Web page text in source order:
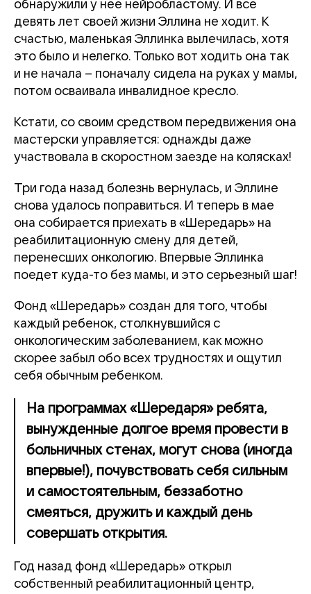
обнаружили у нее нейробластому. И все
девять лет своей жизни Эллина не ходит. К
счастью, маленькая Эллинка вылечилась, хотя
это было и нелегко. Только вот ходить она так
и не начала – поначалу сидела на руках у мамы,
потом осваивала инвалидное кресло.
Кстати, со своим средством передвижения она
мастерски управляется: однажды даже
участвовала в скоростном заезде на колясках!
Три года назад болезнь вернулась, и Эллине
снова удалось поправиться. И теперь в мае
она собирается приехать в «Шередарь» на
реабилитационную смену для детей,
перенесших онкологию. Впервые Эллинка
поедет куда-то без мамы, и это серьезный шаг!
Фонд «Шередарь» создан для того, чтобы
каждый ребенок, столкнувшийся с
онкологическим заболеванием, как можно
скорее забыл обо всех трудностях и ощутил
себя обычным ребенком.
На программах «Шередаря» ребята,
вынужденные долгое время провести в
больничных стенах, могут снова (иногда
впервые!), почувствовать себя сильным
и самостоятельным, беззаботно
смеяться, дружить и каждый день
совершать открытия.
Год назад фонд «Шередарь» открыл
собственный реабилитационный центр,